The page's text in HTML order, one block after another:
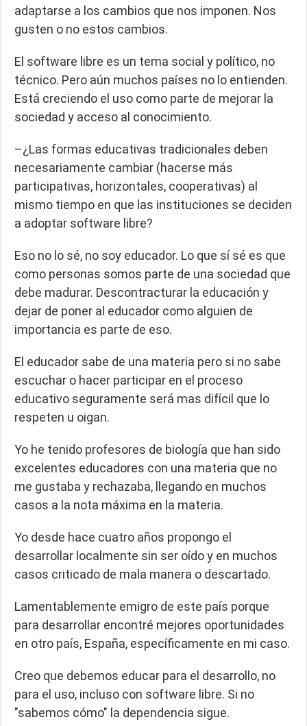
adaptarse a los cambios que nos imponen. Nos
gusten o no estos cambios.
El software libre es un tema social y político, no
técnico. Pero aún muchos países no lo entienden.
Está creciendo el uso como parte de mejorar la
sociedad y acceso al conocimiento.
–¿Las formas educativas tradicionales deben
necesariamente cambiar (hacerse más
participativas, horizontales, cooperativas) al
mismo tiempo en que las instituciones se deciden
a adoptar software libre?
Eso no lo sé, no soy educador. Lo que sí sé es que
como personas somos parte de una sociedad que
debe madurar. Descontracturar la educación y
dejar de poner al educador como alguien de
importancia es parte de eso.
El educador sabe de una materia pero si no sabe
escuchar o hacer participar en el proceso
educativo seguramente será mas difícil que lo
respeten u oigan.
Yo he tenido profesores de biología que han sido
excelentes educadores con una materia que no
me gustaba y rechazaba, llegando en muchos
casos a la nota máxima en la materia.
Yo desde hace cuatro años propongo el
desarrollar localmente sin ser oído y en muchos
casos criticado de mala manera o descartado.
Lamentablemente emigro de este país porque
para desarrollar encontré mejores oportunidades
en otro país, España, específicamente en mi caso.
Creo que debemos educar para el desarrollo, no
para el uso, incluso con software libre. Si no
"sabemos cómo" la dependencia sigue.